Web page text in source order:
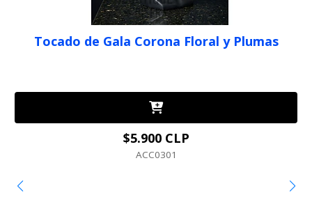
Tocado de Gala Corona Floral y Plumas
$5.900 CLP
ACC0301